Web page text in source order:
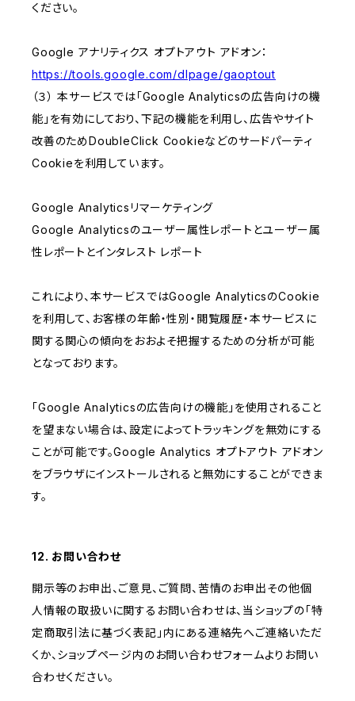
ください。
Google アナリティクス オプトアウト アドオン：
https://tools.google.com/dlpage/gaoptout
（３） 本サービスでは「Google Analyticsの広告向けの機
能」を有効にしており、下記の機能を利用し、広告やサイト
改善のためDoubleClick Cookieなどのサードパーティ
Cookieを利用しています。
Google Analyticsリマーケティング
Google Analyticsのユーザー属性レポートとユーザー属
性レポートとインタレスト レポート
これにより、本サービスではGoogle AnalyticsのCookie
を利用して、お客様の年齢・性別・閲覧履歴・本サービスに
関する関心の傾向をおおよそ把握するための分析が可能
となっております。
「Google Analyticsの広告向けの機能」を使用されること
を望まない場合は、設定によってトラッキングを無効にする
ことが可能です。Google Analytics オプトアウト アドオン
をブラウザにインストールされると無効にすることができま
す。
12. お問い合わせ
開示等のお申出、ご意見、ご質問、苦情のお申出その他個
人情報の取扱いに関するお問い合わせは、当ショップの「特
定商取引法に基づく表記」内にある連絡先へご連絡いただ
くか、ショップページ内のお問い合わせフォームよりお問い
合わせください。